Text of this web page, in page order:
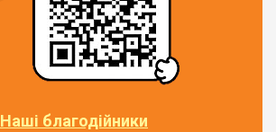
Наші благодійники